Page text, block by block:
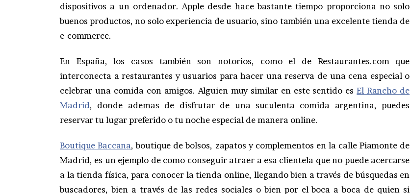
dispositivos a un ordenador. Apple desde hace bastante tiempo proporciona no solo
buenos productos, no solo experiencia de usuario, sino también una excelente tienda de
e-commerce.
En España, los casos también son notorios, como el de Restaurantes.com que
interconecta a restaurantes y usuarios para hacer una reserva de una cena especial o
celebrar una comida con amigos. Alguien muy similar en este sentido esEl Rancho de
Madrid, donde ademas de disfrutar de una suculenta comida argentina, puedes
reservar tu lugar preferido o tu noche especial de manera online.
Boutique Baccana, boutique de bolsos, zapatos y complementos en la calle Piamonte de
Madrid, es un ejemplo de como conseguir atraer a esa clientela que no puede acercarse
a la tienda física, para conocer la tienda online, llegando bien a través de búsquedas en
buscadores, bien a través de las redes sociales o bien por el boca a boca de quien si